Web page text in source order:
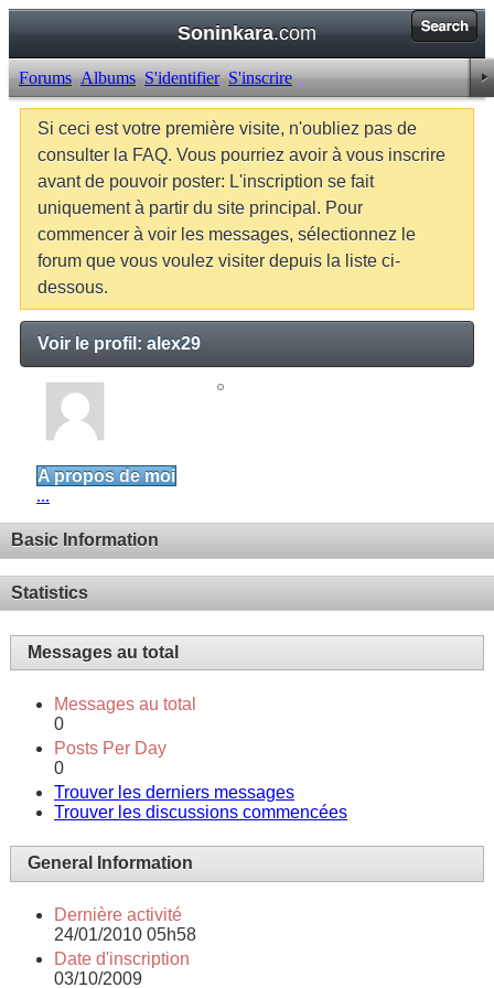
Soninkara.com
Forums Albums S'identifier S'inscrire
Si ceci est votre première visite, n'oubliez pas de
consulter la FAQ. Vous pourriez avoir à vous inscrire
avant de pouvoir poster: L'inscription se fait
uniquement à partir du site principal. Pour
commencer à voir les messages, sélectionnez le
forum que vous voulez visiter depuis la liste ci-
dessous.
Voir le profil: alex29
A propos de moi
...
Basic Information
Statistics
Messages au total
Messages au total
0
Posts Per Day
0
Trouver les derniers messages
Trouver les discussions commencées
General Information
Dernière activité
24/01/2010 05h58
Date d'inscription
03/10/2009